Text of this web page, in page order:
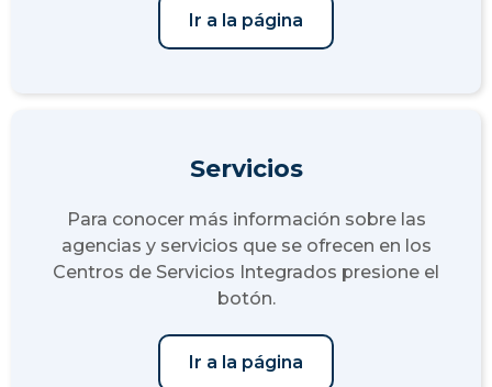
Ir a la página
Servicios
Para conocer más información sobre las
agencias y servicios que se ofrecen en los
Centros de Servicios Integrados presione el
botón.
Ir a la página